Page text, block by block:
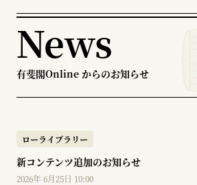
News
有斐閣Online からのお知らせ
ローライブラリー
新コンテンツ追加のお知らせ
2026年 6月25日 10:00